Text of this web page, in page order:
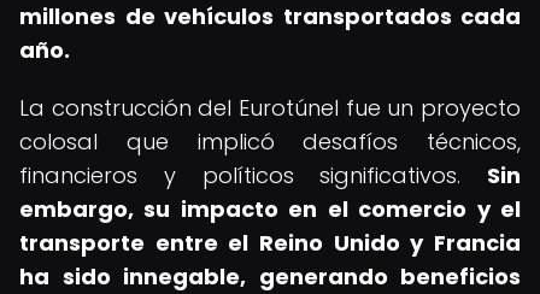
millones de vehículos transportados cada
año.
La construcción del Eurotúnel fue un proyecto
colosal que implicó desafíos técnicos,
financieros y políticos significativos. Sin
embargo, su impacto en el comercio y el
transporte entre el Reino Unido y Francia
ha sido innegable, generando beneficios